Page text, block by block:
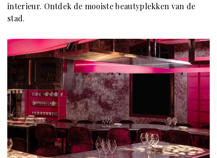
interieur. Ontdek de mooiste beautyplekken van de
stad.